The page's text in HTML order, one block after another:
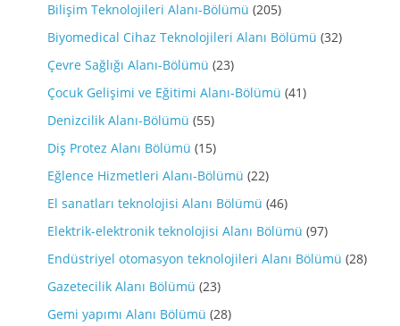
Bilişim Teknolojileri Alanı-Bölümü (205)
Biyomedical Cihaz Teknolojileri Alanı Bölümü (32)
Çevre Sağlığı Alanı-Bölümü (23)
Çocuk Gelişimi ve Eğitimi Alanı-Bölümü (41)
Denizcilik Alanı-Bölümü (55)
Diş Protez Alanı Bölümü (15)
Eğlence Hizmetleri Alanı-Bölümü (22)
El sanatları teknolojisi Alanı Bölümü (46)
Elektrik-elektronik teknolojisi Alanı Bölümü (97)
Endüstriyel otomasyon teknolojileri Alanı Bölümü (28)
Gazetecilik Alanı Bölümü (23)
Gemi yapımı Alanı Bölümü (28)